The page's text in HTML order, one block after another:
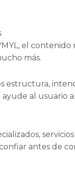
el
más.
estructura,
al usuario
antes de